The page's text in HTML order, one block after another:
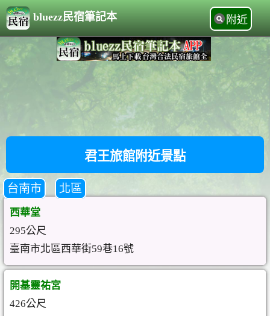
bluezz民宿筆記本 附近
君王旅館附近景點
台南市 北區
西華堂
295公尺
臺南市北區西華街59巷16號
開基靈祐宮
426公尺